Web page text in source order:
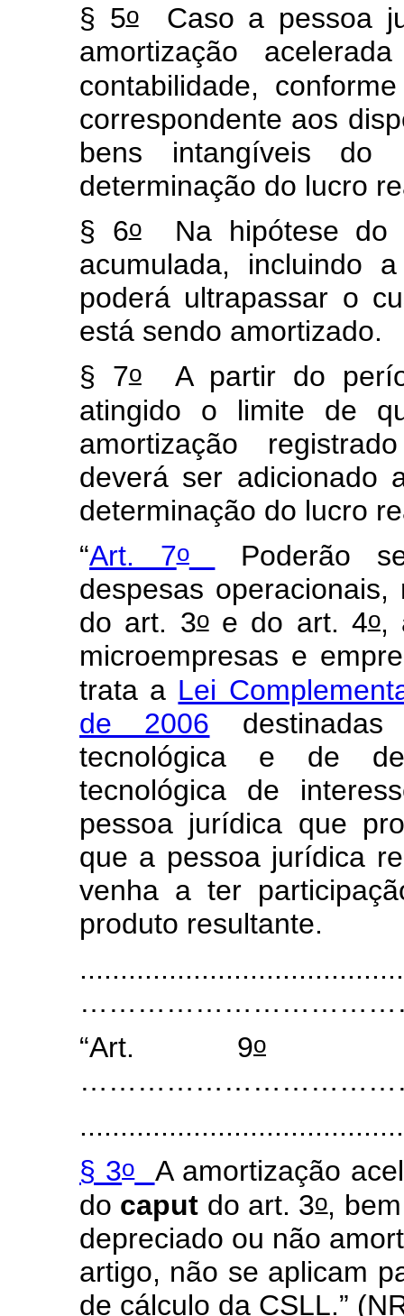
§ 5oCaso a pessoa
amortização
contabilidade,
correspondente aos
bens intangíveis
determinação do lucro
§ 6oNa hipótese do
acumulada, incluindo
poderá ultrapassar o
está sendo amortizado.
§ 7oA partir do
atingido o limite de
amortização
deverá ser adicionado
determinação do lucro
“Art. 7o
Poderão
despesas
do art. 3oe do art. 4o,
microempresas e
trata a Lei
de 2006
tecnológica e de
tecnológica de
pessoa jurídica que
que a pessoa jurídica
venha a ter
produto resultante.
“Art. 9o
§ 3o
A amortização
do caput do art. 3o,
depreciado ou não
artigo, não se aplicam
de cálculo da CSLL.”